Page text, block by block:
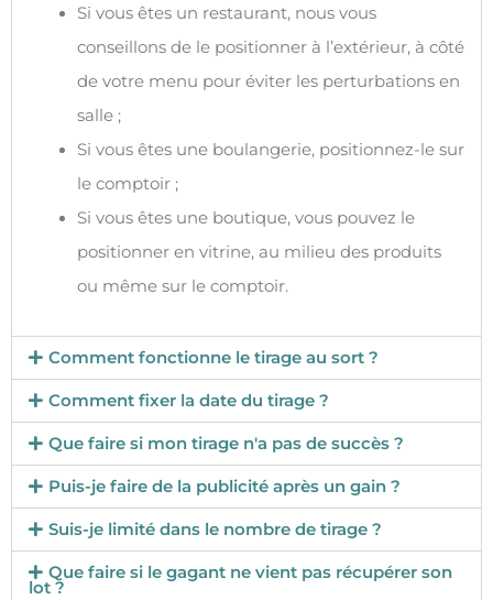
Si vous êtes un restaurant, nous vous
conseillons de le positionner à l’extérieur, à côté
de votre menu pour éviter les perturbations en
salle ;
Si vous êtes une boulangerie, positionnez-le sur
le comptoir ;
Si vous êtes une boutique, vous pouvez le
positionner en vitrine, au milieu des produits
ou même sur le comptoir.
Comment fonctionne le tirage au sort ?
Comment fixer la date du tirage ?
Que faire si mon tirage n'a pas de succès ?
Puis-je faire de la publicité après un gain ?
Suis-je limité dans le nombre de tirage ?
Que faire si le gagant ne vient pas récupérer son
lot ?